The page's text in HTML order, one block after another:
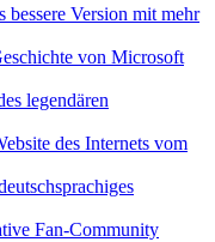
Version mit mehr
von Microsoft
legendären
des Internets vom
Fan-Community